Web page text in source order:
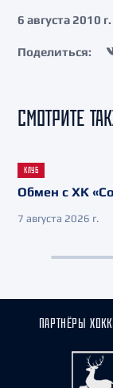
6 августа 2010 г.
Поделиться:
СМОТРИТЕ
КЛУБ
Обмен с ХК
7 августа 2026 г.
ПАРТНЁРЫ